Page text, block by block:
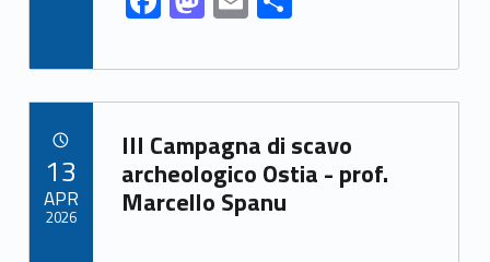
ac
e
b
o
o
k
as
to
d
o
n
m
ai
l
ar
e
Link identifier archive #link-archive-97260
III Campagna di scavo
archeologico Ostia - prof.
Marcello Spanu
13
APR
2026